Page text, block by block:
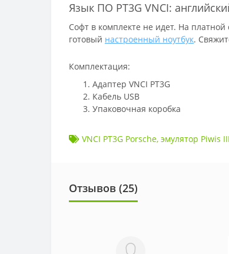
Язык ПО PT3G VNCI:
Софт в комплекте не идет. На
готовый настроенный ноутбук.
Комплектация:
Адаптер VNCI PT3G
Кабель USB
Упаковочная коробка
VNCI PT3G Porsche, эмулятор Piwis III
Отзывов (25)